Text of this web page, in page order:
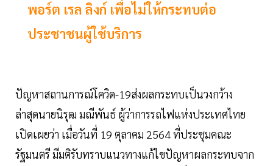
พอร์ต เรล ลิงก์ เพื่อไม่ให้กระทบต่อ
ประชาชนผู้ใช้บริการ
ปัญหาสถานการณ์โควิด-19ส่งผลกระทบเป็นวงกว้าง
ล่าสุดนายนิรุฒ มณีพันธ์ ผู้ว่าการรถไฟแห่งประเทศไทย
เปิดเผยว่า เมื่อวันที่ 19 ตุลาคม 2564 ที่ประชุมคณะ
รัฐมนตรี มีมติรับทราบแนวทางแก้ไขปัญหาผลกระทบจาก